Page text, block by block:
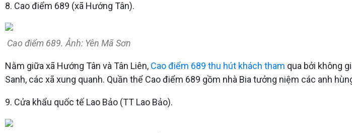
8. Cao điểm 689 (xã Hướng Tân).
Cao điểm 689. Ảnh: Yên Mã Sơn
Nằm giữa xã Hướng Tân và Tân Liên, Cao điểm 689 thu hút khách tham qua bởi không
Sanh, các xã xung quanh. Quần thể Cao điểm 689 gồm nhà Bia tưởng niệm các anh
9. Cửa khẩu quốc tế Lao Bảo (TT Lao Bảo).